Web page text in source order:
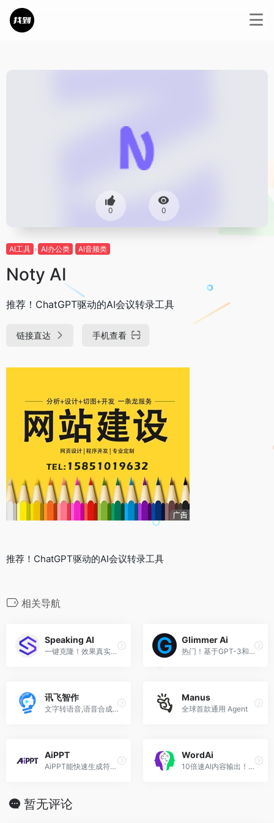
0 0
AI工具 AI办公类 AI音频类
Noty AI
推荐！ChatGPT驱动的AI会议转录工具
链接直达 手机查看
推荐！ChatGPT驱动的AI会议转录工具
相关导航
Speaking AI
一键克隆！效果真实的文本转语音神器
Glimmer Ai
热门！基于GPT-3和DALL·E2的AI PPT知名工具
讯飞智作
文字转语音,语音合成,一站式配音服务平台
Manus
全球首款通用 Agent
AiPPT
AiPPT能快速生成符合需求的专业PPT
WordAi
10倍速AI内容输出！创建读者喜爱的优质内容
暂无评论